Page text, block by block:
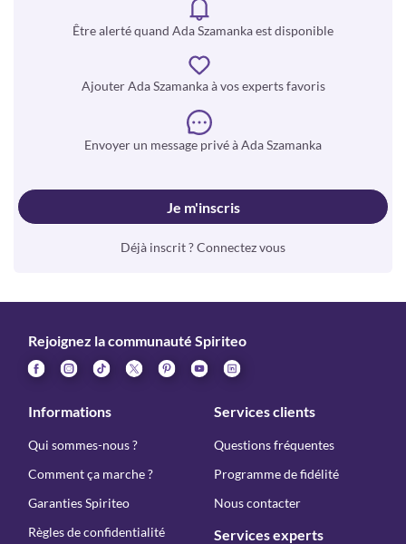
Être alerté quand Ada Szamanka est disponible
Ajouter Ada Szamanka à vos experts favoris
Envoyer un message privé à Ada Szamanka
Je m'inscris
Déjà inscrit ? Connectez vous
Rejoignez la communauté Spiriteo
Informations
Qui sommes-nous ?
Comment ça marche ?
Garanties Spiriteo
Règles de confidentialité
Services clients
Questions fréquentes
Programme de fidélité
Nous contacter
Services experts